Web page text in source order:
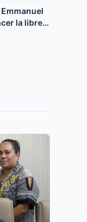
la libre